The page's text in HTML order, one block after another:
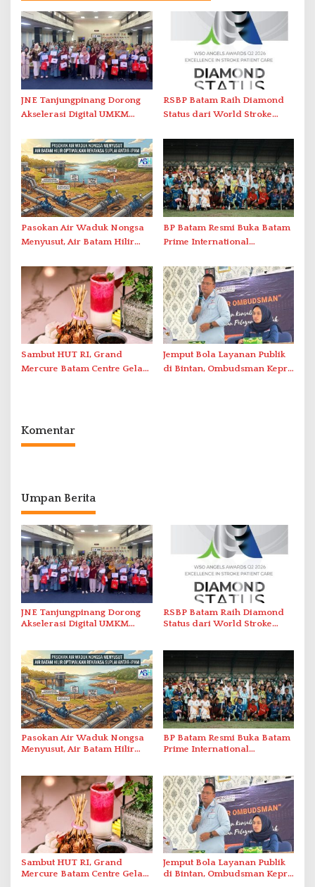
JNE Tanjungpinang Dorong
Akselerasi Digital UMKM
2026
RSBP Batam Raih Diamond
Status dari World Stroke
Berstandar Internasional
Pasokan Air Waduk Nongsa
Menyusut, Air Batam Hilir
Antar-IPAM
BP Batam Resmi Buka Batam
Prime International
2026 di Stadion Temenggung
Abdul Jamal
Sambut HUT RI, Grand
Mercure Batam Centre Gelar
Jemput Bola Layanan Publik
di Bintan, Ombudsman Kepri
Komentar
Umpan Berita
JNE Tanjungpinang Dorong
Akselerasi Digital UMKM
RSBP Batam Raih Diamond
Status dari World Stroke
Berstandar Internasional
Pasokan Air Waduk Nongsa
Menyusut, Air Batam Hilir
BP Batam Resmi Buka Batam
Prime International
Abdul Jamal
Sambut HUT RI, Grand
Mercure Batam Centre Gelar
Jemput Bola Layanan Publik
di Bintan, Ombudsman Kepri